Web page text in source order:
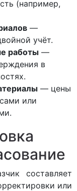
(например,
—
учёт.
работы —
в
— цены
или
составляет
или